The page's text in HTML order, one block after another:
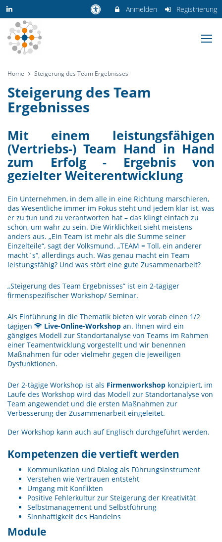
Anmelden Registrierung
Home Steigerung des Team Ergebnisses
Steigerung des Team
Ergebnisses
Mit einem leistungsfähigen
(Vertriebs-) Team Hand in Hand
zum Erfolg - Ergebnis von
gezielter Weiterentwicklung
Ein Unternehmen, in dem alle in eine Richtung marschieren,
das Wesentliche immer im Fokus steht und jedem klar ist, was
er zu tun und zu verantworten hat – das klingt einfach zu
schön, um wahr zu sein. Die Wirklichkeit sieht meistens
anders aus. „Ein Team ist mehr als die Summe seiner
Einzelteile“, sagt der Volksmund. „TEAM = Toll, ein anderer
macht´s“, allerdings auch. Was genau macht ein Team
leistungsfähig? Und was stört eine gute Zusammenarbeit?
„Steigerung des Team Ergebnisses” ist ein 2-tägiger
firmenspezifischer Workshop/ Seminar.
Als Einführung in die Thematik bieten wir vorab einen 1/2
tägigen
Live-Online-Workshop an. Ihnen wird ein
gängiges Modell zur Standortanalyse von Teams im Rahmen
einer Teamentwicklung vorgestellt und wir benennen
Maßnahmen für oder vielmehr gegen die jeweiligen
Dysfunktionen.
Der 2-tägige Workshop ist als Firmenworkshop konzipiert, im
Laufe des Workshop wird das Modell zur Standortanalyse von
Team angewendet und die ersten Maßnahmen zur
Verbesserung der Zusammenarbeit eingeleitet.
Der Workshop kann auch auf Englisch durchgeführt werden.
Kompetenzen die vertieft werden
Kommunikation und Dialog als Führungsinstrument
Verstehen wie Vertrauen entsteht
Umgang mit Konflikten
Positive Fehlerkultur zur Steigerung der Kreativität
Selbstmanagement und Selbstführung
Sinnhaftigkeit des Handelns
Module